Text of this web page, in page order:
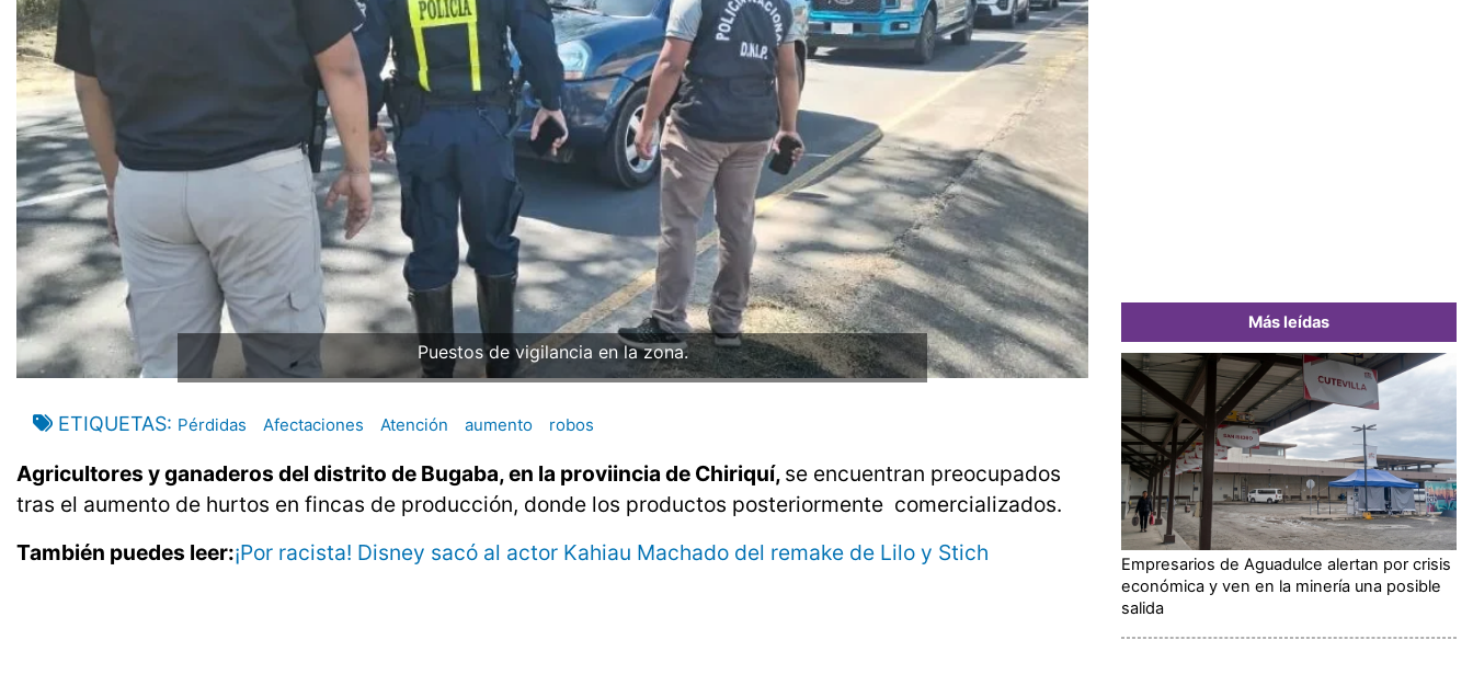
Puestos de vigilancia en la zona.
ETIQUETAS Pérdidas Afectaciones Atención aumento robos
Agricultores y ganaderos del distrito de Bugaba, en la proviincia de Chiriquí, se encuentran preocupados
tras el aumento de hurtos en fincas de producción, donde los productos posteriormente comercializados.
También puedes leer:¡Por racista! Disney sacó al actor Kahiau Machado del remake de Lilo y Stich
Más leídas
Empresarios de Aguadulce alertan por crisis
económica y ven en la minería una posible
salida